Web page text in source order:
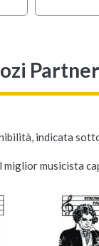
Partner
indicata
musicista